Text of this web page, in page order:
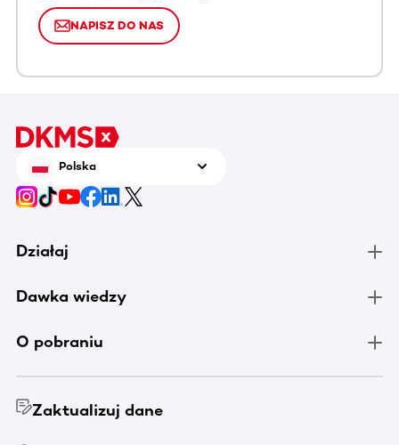
NAPISZ DO NAS
Polska
Działaj
Dawka wiedzy
O pobraniu
Zaktualizuj dane